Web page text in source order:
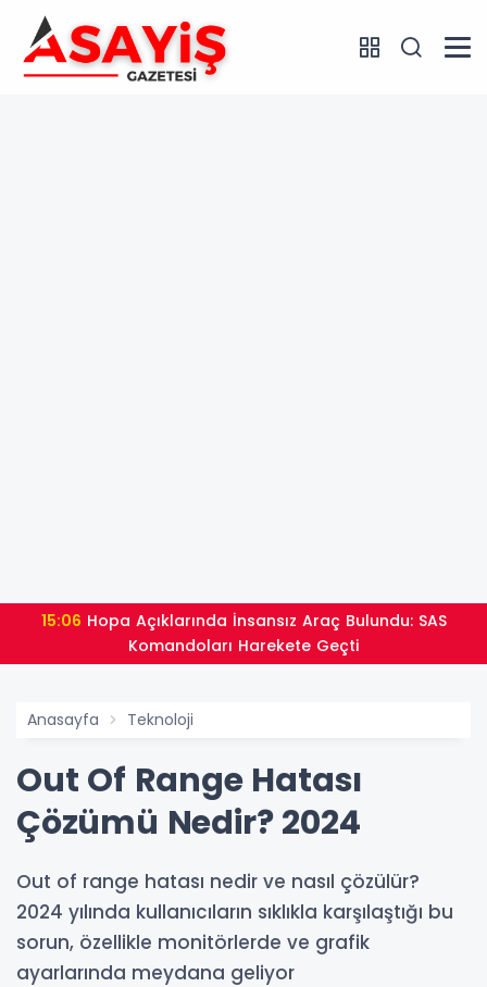
15:06
Komandoları Harekete Geçti
Anasayfa Teknoloji
Out Of Range Hatası
Çözümü Nedir? 2024
Out of range hatası nedir ve nasıl çözülür?
2024 yılında kullanıcıların sıklıkla karşılaştığı bu
sorun, özellikle monitörlerde ve grafik
ayarlarında meydana geliyor